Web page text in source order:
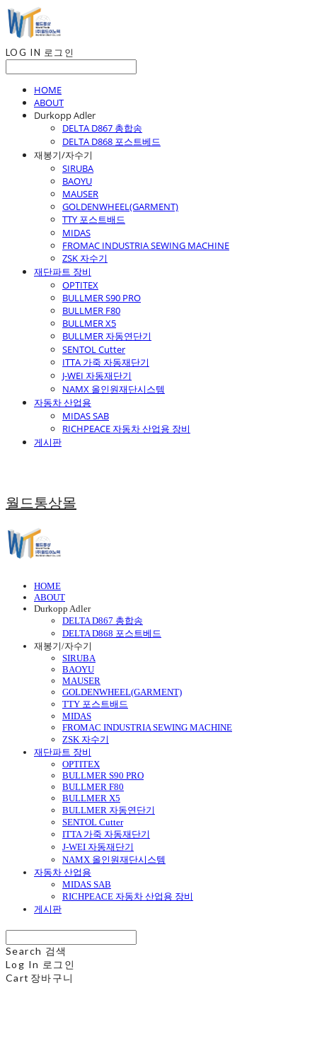
LOG IN 로그인
HOME
ABOUT
Durkopp Adler
DELTA D867 총합송
DELTA D868 포스트베드
재봉기/자수기
SIRUBA
BAOYU
MAUSER
GOLDENWHEEL(GARMENT)
TTY 포스트배드
MIDAS
FROMAC INDUSTRIA SEWING MACHINE
ZSK 자수기
재단파트 장비
OPTITEX
BULLMER S90 PRO
BULLMER F80
BULLMER X5
BULLMER 자동연단기
SENTOL Cutter
ITTA 가죽 자동재단기
J-WEI 자동재단기
NAMX 올인원재단시스템
자동차 산업용
MIDAS SAB
RICHPEACE 자동차 산업용 장비
게시판
월드통상몰
HOME
ABOUT
Durkopp Adler
DELTA D867 총합송
DELTA D868 포스트베드
재봉기/자수기
SIRUBA
BAOYU
MAUSER
GOLDENWHEEL(GARMENT)
TTY 포스트배드
MIDAS
FROMAC INDUSTRIA SEWING MACHINE
ZSK 자수기
재단파트 장비
OPTITEX
BULLMER S90 PRO
BULLMER F80
BULLMER X5
BULLMER 자동연단기
SENTOL Cutter
ITTA 가죽 자동재단기
J-WEI 자동재단기
NAMX 올인원재단시스템
자동차 산업용
MIDAS SAB
RICHPEACE 자동차 산업용 장비
게시판
Search 검색
Log In 로그인
Cart 장바구니